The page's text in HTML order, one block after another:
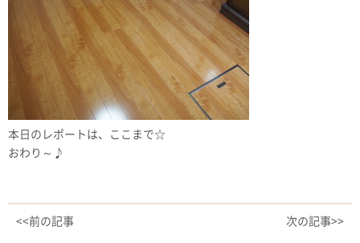
本日のレポートは、ここまで☆
おわり～♪
<<前の記事 次の記事>>